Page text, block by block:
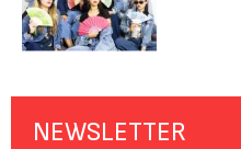
NEWSLETTER